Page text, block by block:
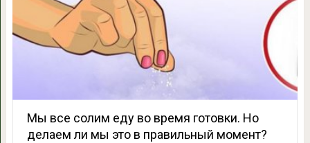
Мы все солим еду во время готовки. Но
делаем ли мы это в правильный момент?